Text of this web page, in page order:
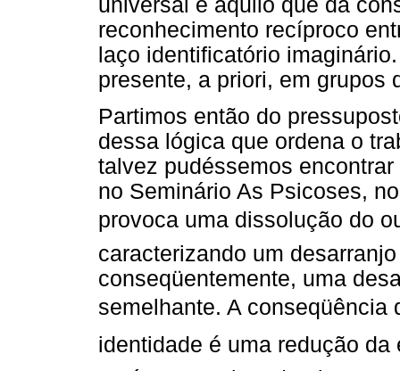
universal e aquilo que dá
reconhecimento recíproco
laço identificatório
presente, a priori, em grupos
Partimos então do
dessa lógica que ordena o
talvez pudéssemos
no Seminário As Psicoses,
provoca uma dissolução do
caracterizando um
conseqüentemente, uma
semelhante. A conseqüência
identidade é uma redução